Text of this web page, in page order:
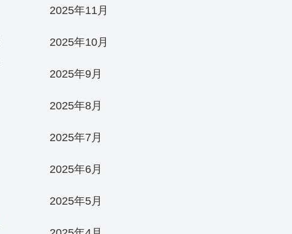
2025年11月
2025年10月
2025年9月
2025年8月
2025年7月
2025年6月
2025年5月